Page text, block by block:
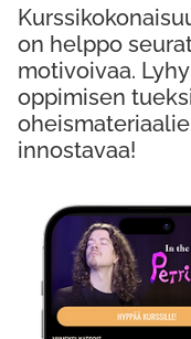
on helppo
motivoivaa.
oppimisen
innostavaa!